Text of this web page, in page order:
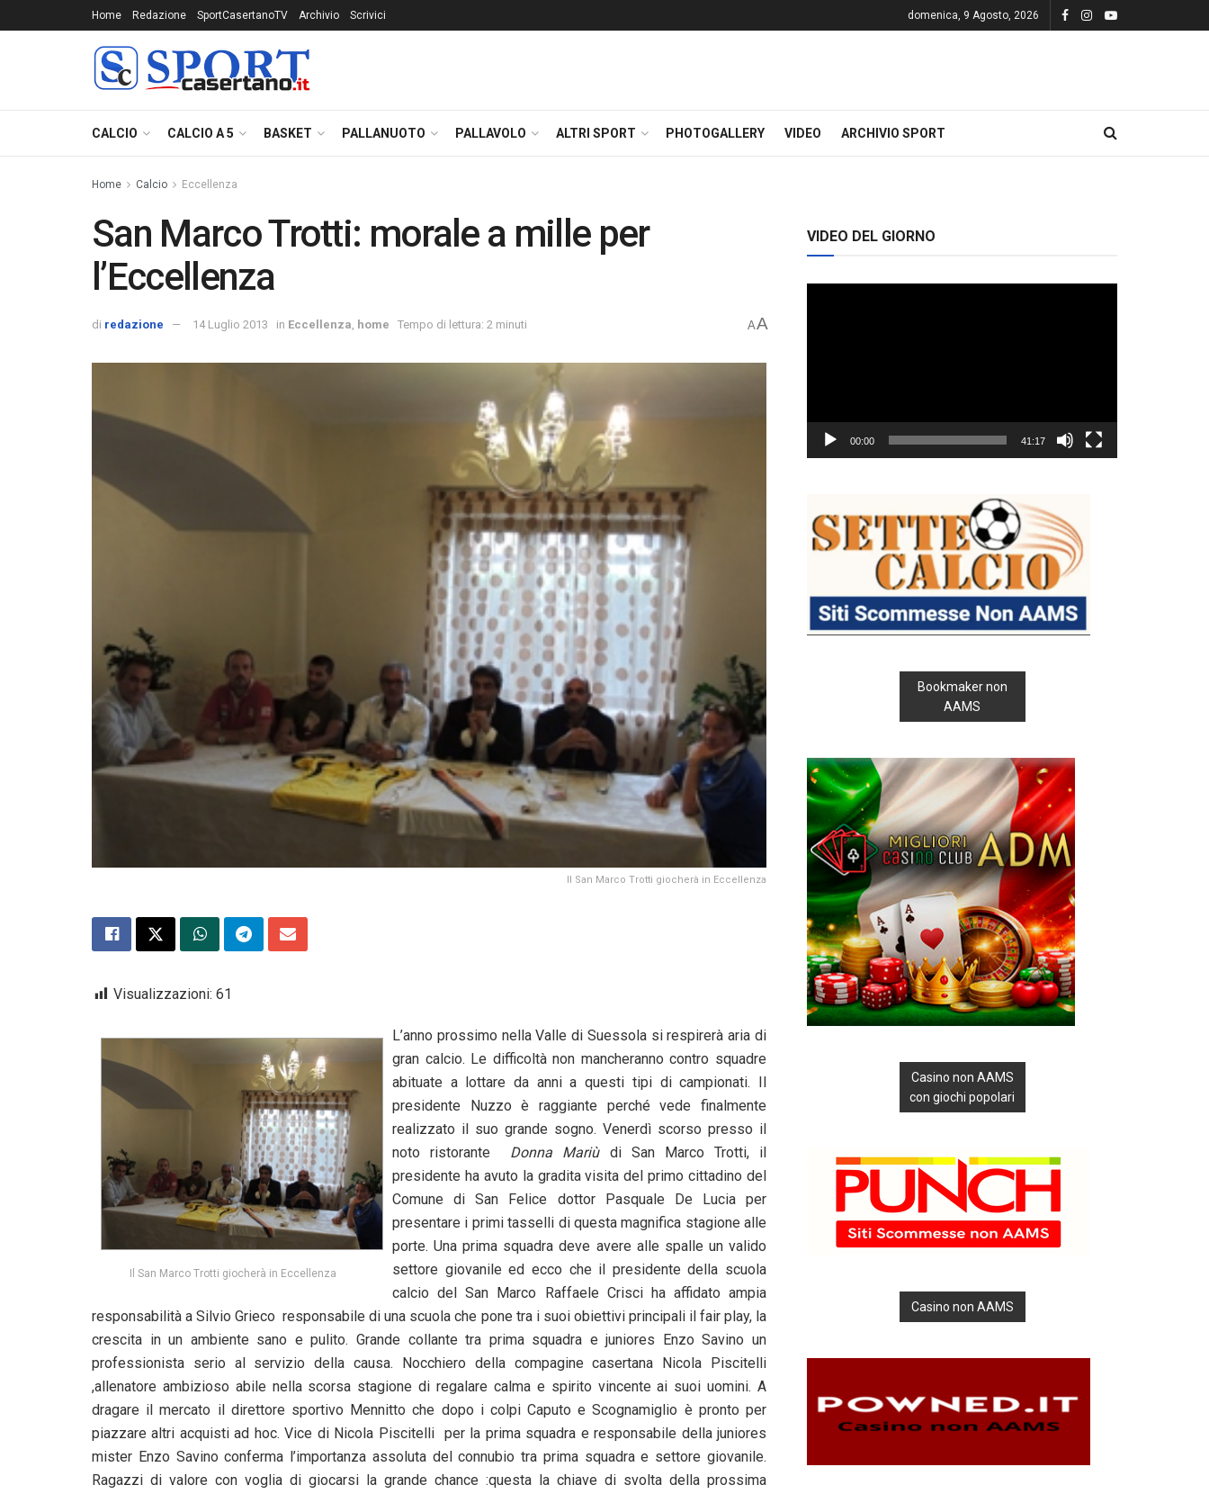
Home Redazione SportCasertanoTV Archivio Scrivici domenica, 9 Agosto, 2026
CALCIO CALCIO A 5 BASKET PALLANUOTO PALLAVOLO ALTRI SPORT PHOTOGALLERY VIDEO ARCHIVIO SPORT
Home Calcio Eccellenza
San Marco Trotti: morale a mille per
l’Eccellenza
di redazione 14 Luglio 2013 in Eccellenza home Tempo di lettura: 2 minuti AA
Il San Marco Trotti giocherà in Eccellenza
Visualizzazioni: 61
Il San Marco Trotti giocherà in Eccellenza
L’anno prossimo nella Valle di Suessola si respirerà aria di
gran calcio. Le difficoltà non mancheranno contro squadre
abituate a lottare da anni a questi tipi di campionati. Il
presidente Nuzzo è raggiante perché vede finalmente
realizzato il suo grande sogno. Venerdì scorso presso il
noto ristorante Donna Mariùdi San Marco Trotti, il
presidente ha avuto la gradita visita del primo cittadino del
Comune di San Felice dottor Pasquale De Lucia per
presentare i primi tasselli di questa magnifica stagione alle
porte. Una prima squadra deve avere alle spalle un valido
settore giovanile ed ecco che il presidente della scuola
calcio del San Marco Raffaele Crisci ha affidato ampia
responsabilità a Silvio Grieco responsabile di una scuola che pone tra i suoi obiettivi principali il fair play, la
crescita in un ambiente sano e pulito. Grande collante tra prima squadra e juniores Enzo Savino un
professionista serio al servizio della causa. Nocchiero della compagine casertana Nicola Piscitelli
,allenatore ambizioso abile nella scorsa stagione di regalare calma e spirito vincente ai suoi uomini. A
dragare il mercato il direttore sportivo Mennitto che dopo i colpi Caputo e Scognamiglio è pronto per
piazzare altri acquisti ad hoc. Vice di Nicola Piscitelli per la prima squadra e responsabile della juniores
mister Enzo Savino conferma l’importanza assoluta del connubio tra prima squadra e settore giovanile.
Ragazzi di valore con voglia di giocarsi la grande chance :questa la chiave di svolta della prossima
VIDEO DEL GIORNO
00:00 41:17
Bookmaker non
AAMS
Casino non AAMS
con giochi popolari
Casino non AAMS